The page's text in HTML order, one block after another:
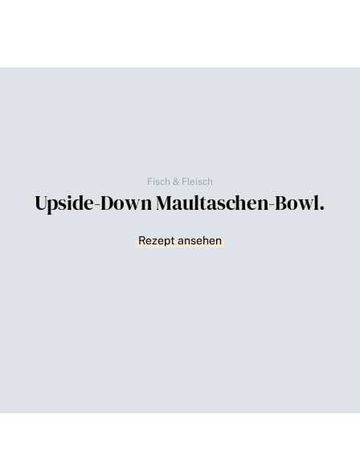
Fisch & Fleisch
Upside-Down Maultaschen-Bowl.
Rezept ansehen